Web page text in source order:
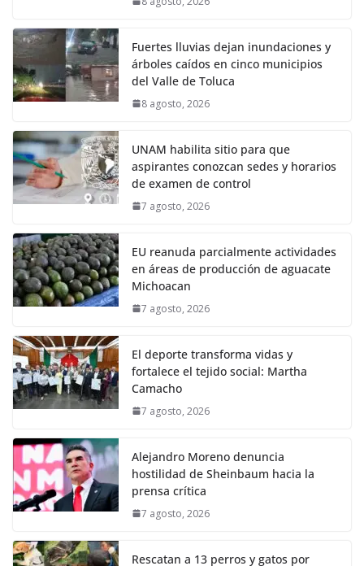
Fuertes lluvias dejan inundaciones y
árboles caídos en cinco municipios
del Valle de Toluca
8 agosto, 2026
UNAM habilita sitio para que
aspirantes conozcan sedes y horarios
de examen de control
7 agosto, 2026
EU reanuda parcialmente actividades
en áreas de producción de aguacate
Michoacan
7 agosto, 2026
El deporte transforma vidas y
fortalece el tejido social: Martha
Camacho
7 agosto, 2026
Alejandro Moreno denuncia
hostilidad de Sheinbaum hacia la
prensa crítica
7 agosto, 2026
Rescatan a 13 perros y gatos por